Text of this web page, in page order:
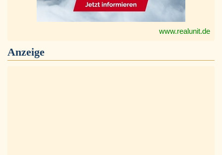
www.realunit.de
Anzeige